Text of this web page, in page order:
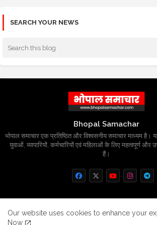
SEARCH YOUR NEWS
Bhopal Samachar
भोपाल समाचार एक प्रतिष्ठित और विश्वसनीय समाचार माध्यम है। यहां
युवाओं, व्यापारियों, कर्मचारियों एवं महिलाओं के लिए महत्वपूर्ण और
हैं।
Home About Contact us
Our website uses cookies to enhance your
Now